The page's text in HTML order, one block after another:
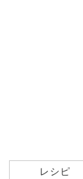
レシピ